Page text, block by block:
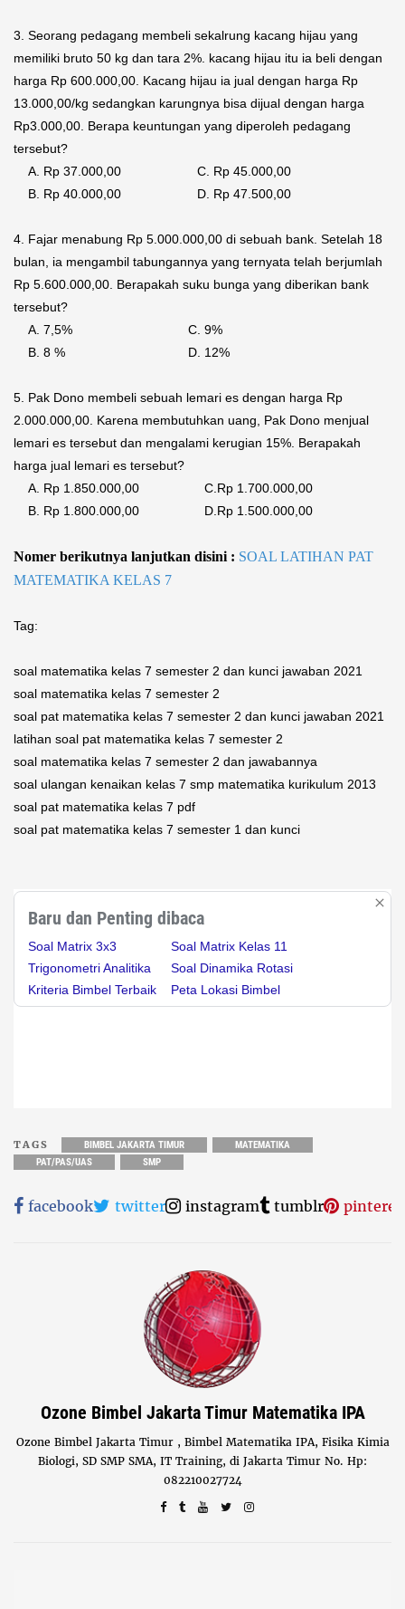
3. Seorang pedagang membeli sekalrung kacang hijau yang
memiliki bruto 50 kg dan tara 2%. kacang hijau itu ia beli dengan
harga Rp 600.000,00. Kacang hijau ia jual dengan harga Rp
13.000,00/kg sedangkan karungnya bisa dijual dengan harga
Rp3.000,00. Berapa keuntungan yang diperoleh pedagang
tersebut?
A. Rp 37.000,00 C. Rp 45.000,00
B. Rp 40.000,00 D. Rp 47.500,00
4. Fajar menabung Rp 5.000.000,00 di sebuah bank. Setelah 18
bulan, ia mengambil tabungannya yang ternyata telah berjumlah
Rp 5.600.000,00. Berapakah suku bunga yang diberikan bank
tersebut?
A. 7,5% C. 9%
B. 8 % D. 12%
5. Pak Dono membeli sebuah lemari es dengan harga Rp
2.000.000,00. Karena membutuhkan uang, Pak Dono menjual
lemari es tersebut dan mengalami kerugian 15%. Berapakah
harga jual lemari es tersebut?
A. Rp 1.850.000,00 C. Rp 1.700.000,00
B. Rp 1.800.000,00 D. Rp 1.500.000,00
Nomer berikutnya lanjutkan disini : SOAL LATIHAN PAT
MATEMATIKA KELAS 7
Tag:
soal matematika kelas 7 semester 2 dan kunci jawaban 2021
soal matematika kelas 7 semester 2
soal pat matematika kelas 7 semester 2 dan kunci jawaban 2021
latihan soal pat matematika kelas 7 semester 2
soal matematika kelas 7 semester 2 dan jawabannya
soal ulangan kenaikan kelas 7 smp matematika kurikulum 2013
soal pat matematika kelas 7 pdf
soal pat matematika kelas 7 semester 1 dan kunci
Baru dan Penting dibaca
Soal Matrix 3x3
Trigonometri Analitika
Kriteria Bimbel Terbaik
Soal Matrix Kelas 11
Soal Dinamika Rotasi
Peta Lokasi Bimbel
TAGS BIMBEL JAKARTA TIMUR
MATEMATIKA
PAT/PAS/UAS
SMP
facebook twitter instagram tumblr
Ozone Bimbel Jakarta Timur Matematika IPA
Ozone Bimbel Jakarta Timur , Bimbel Matematika IPA, Fisika Kimia
Biologi, SD SMP SMA, IT Training, di Jakarta Timur No. Hp:
082210027724